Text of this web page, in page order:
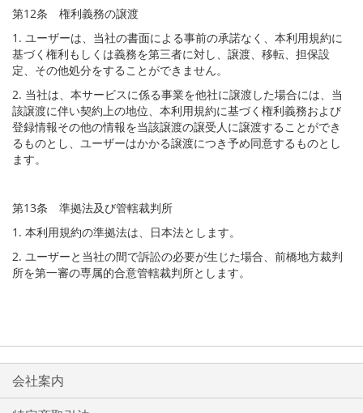
第12条 権利義務の譲渡
1. ユーザーは、当社の書面による事前の承諾なく、本利用規約に
基づく権利もしくは義務を第三者に対し、譲渡、移転、担保設
定、その他処分をすることができません。
2. 当社は、本サービスに係る事業を他社に譲渡した場合には、当
該譲渡に伴い契約上の地位、本利用規約に基づく権利義務および
登録情報その他の情報を当該譲渡の譲受人に譲渡することができ
るものとし、ユーザーはかかる譲渡につき予め同意するものとし
ます。
第13条 準拠法及び管轄裁判所
1. 本利用規約の準拠法は、日本法とします。
2. ユーザーと当社の間で訴訟の必要が生じた場合、前橋地方裁判
所を第一審の専属的合意管轄裁判所とします。
会社案内